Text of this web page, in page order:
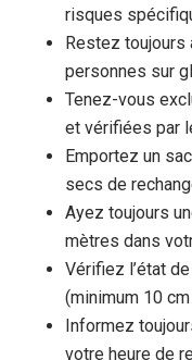
risques
Restez toujours
personnes sur
Tenez-vous
et vérifiées par
Emportez un
secs de
Ayez toujours
mètres dans
Vérifiez l’état
(minimum 10
Informez
votre heure de